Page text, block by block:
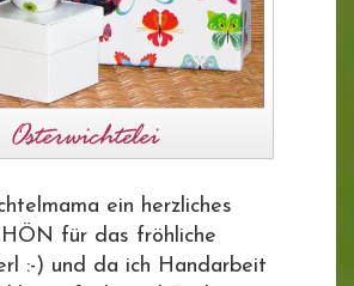
ein herzliches
für das fröhliche
:-) und da ich Handarbeit